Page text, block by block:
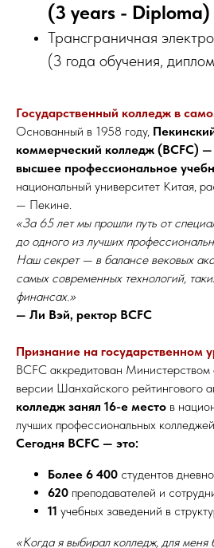
(3 years - Diploma)
Трансграничная
(3 года обучения,
Государственный колледж в
Основанный в 1958 году,
коммерческий колледж (BCFC) —
высшее профессиональное
национальный университет Китая,
— Пекине.
«За 65 лет мы прошли путь от
до одного из лучших
Наш секрет — в балансе вековых
самых современных технологий,
финансах.»
— Ли Вэй, ректор BCFC
Признание на государственном
BCFC аккредитован
версии Шанхайского рейтингового
колледж занял 16-е место в
лучших профессиональных
Сегодня BCFC — это:
Более 6 400 студентов
620 преподавателей и
11 учебных заведений в
«Когда я выбирал колледж, для меня